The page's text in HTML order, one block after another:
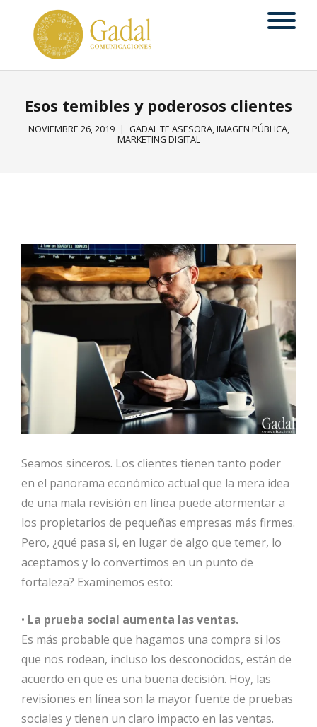
Esos temibles y poderosos clientes
NOVIEMBRE 26, 2019 GADAL TE ASESORA,IMAGEN PÚBLICA,
MARKETING DIGITAL
Seamos sinceros. Los clientes tienen tanto poder
en el panorama económico actual que la mera idea
de una mala revisión en línea puede atormentar a
los propietarios de pequeñas empresas más firmes.
Pero, ¿qué pasa si, en lugar de algo que temer, lo
aceptamos y lo convertimos en un punto de
fortaleza? Examinemos esto:
• La prueba social aumenta las ventas.
Es más probable que hagamos una compra si los
que nos rodean, incluso los desconocidos, están de
acuerdo en que es una buena decisión. Hoy, las
revisiones en línea son la mayor fuente de pruebas
sociales y tienen un claro impacto en las ventas.